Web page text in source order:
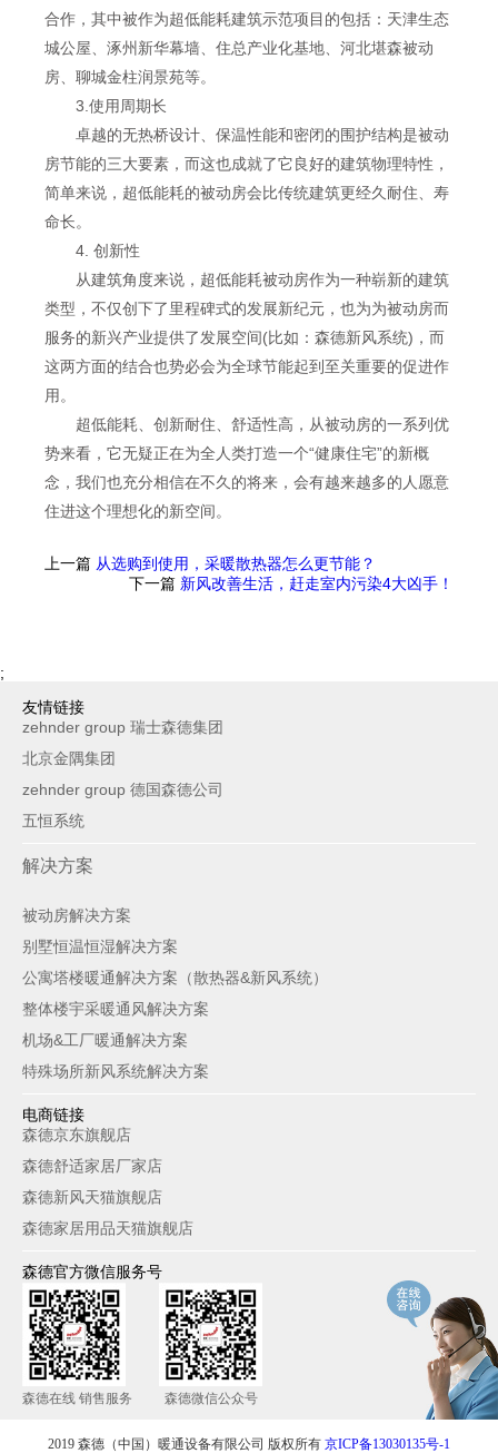
合作，其中被作为超低能耗建筑示范项目的包括：天津生态
城公屋、涿州新华幕墙、住总产业化基地、河北堪森被动
房、聊城金柱润景苑等。
3.使用周期长
卓越的无热桥设计、保温性能和密闭的围护结构是被动
房节能的三大要素，而这也成就了它良好的建筑物理特性，
简单来说，超低能耗的被动房会比传统建筑更经久耐住、寿
命长。
4. 创新性
从建筑角度来说，超低能耗被动房作为一种崭新的建筑
类型，不仅创下了里程碑式的发展新纪元，也为为被动房而
服务的新兴产业提供了发展空间(比如：森德新风系统)，而
这两方面的结合也势必会为全球节能起到至关重要的促进作
用。
超低能耗、创新耐住、舒适性高，从被动房的一系列优
势来看，它无疑正在为全人类打造一个“健康住宅”的新概
念，我们也充分相信在不久的将来，会有越来越多的人愿意
住进这个理想化的新空间。
上一篇 从选购到使用，采暖散热器怎么更节能？
下一篇 新风改善生活，赶走室内污染4大凶手！
;
友情链接
zehnder group 瑞士森德集团
北京金隅集团
zehnder group 德国森德公司
五恒系统
解决方案
被动房解决方案
别墅恒温恒湿解决方案
公寓塔楼暖通解决方案（散热器&新风系统）
整体楼宇采暖通风解决方案
机场&工厂暖通解决方案
特殊场所新风系统解决方案
电商链接
森德京东旗舰店
森德舒适家居厂家店
森德新风天猫旗舰店
森德家居用品天猫旗舰店
森德官方微信服务号
森德在线 销售服务 森德微信公众号
2019 森德（中国）暖通设备有限公司 版权所有 京ICP备13030135号-1